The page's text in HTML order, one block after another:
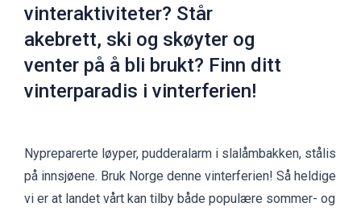
vinteraktiviteter? Står
akebrett, ski og skøyter og
venter på å bli brukt? Finn ditt
vinterparadis i vinterferien!
Nypreparerte løyper, pudderalarm i slalåmbakken, stålis
på innsjøene. Bruk Norge denne vinterferien! Så heldige
vi er at landet vårt kan tilby både populære sommer- og